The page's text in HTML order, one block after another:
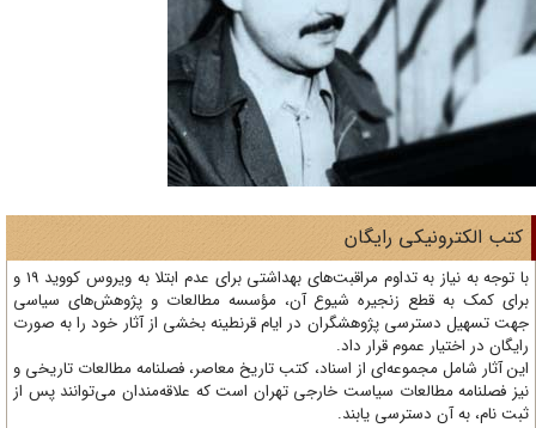
الکترونیکی رایگان
با توجه به نیاز به تداوم مراقبت‌های بهداشتی برای عدم ابتلا به ویروس کووید 19 و
کمک به قطع زنجیره شیوع آن، مؤسسه مطالعات و پژوهش‌های سیاسی
تسهیل دسترسی پژوهشگران در ایام قرنطینه بخشی از آثار خود را به صورت
در اختیار عموم قرار داد.
آثار شامل مجموعه‌ای از اسناد، کتب تاریخ معاصر، فصلنامه‌ مطالعات تاریخی و
فصلنامه مطالعات سیاست خارجی تهران است که علاقه‌مندان می‌توانند پس از
نام، به آن دسترسی یابند.